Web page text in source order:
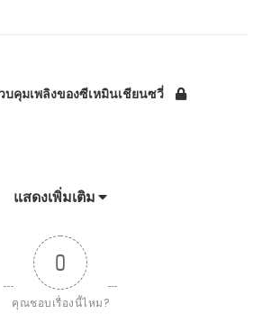
บคุมเพลิงของซีเหมินเชียนซวี่
- การทดสอบโอสถอมฤต
แสดงเพิ่มเติม
0
คุณชอบเรื่องนี้ไหม?